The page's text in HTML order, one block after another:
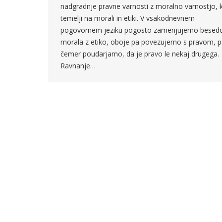
nadgradnje pravne varnosti z moralno varnostjo,
temelji na morali in etiki. V vsakodnevnem
pogovornem jeziku pogosto zamenjujemo
morala z etiko, oboje pa povezujemo s pravom,
čemer poudarjamo, da je pravo le nekaj drugega.
Ravnanje…